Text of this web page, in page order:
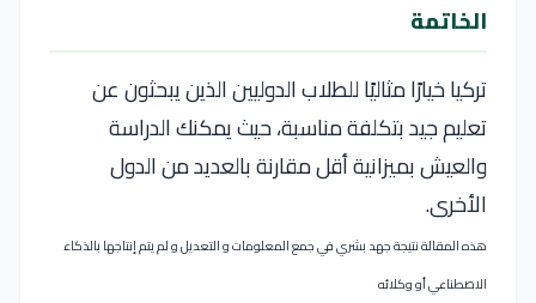
الخاتمة
تركياخيارًا مثاليًا للطلاب الدوليين الذين يبحثون عن
تعليم جيد بتكلفة مناسبة، حيث يمكنك الدراسة
والعيش بميزانية أقل مقارنة بالعديد من الدول
الأخرى.
هذه المقالة نتيجة جهد بشري في جمع المعلومات و التعديل و لم يتم إنتاجها بالذكاء
الاصطناعي أو وكلائه